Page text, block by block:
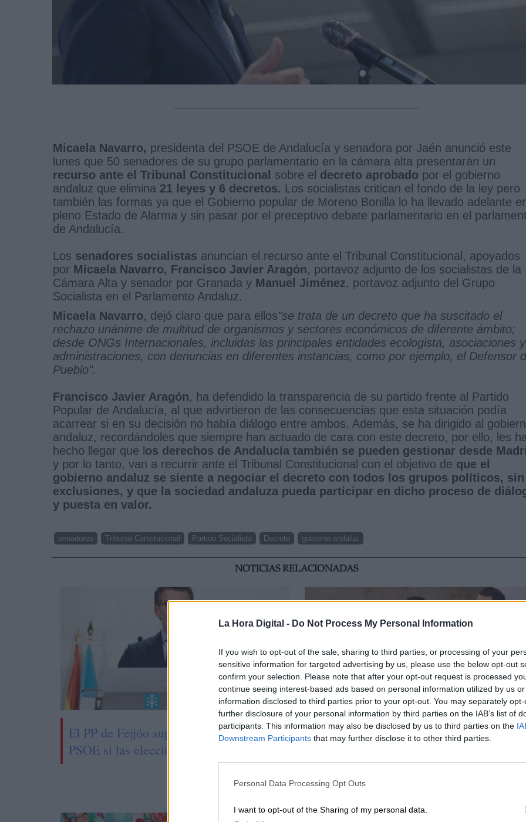
La Hora Digital - Do Not Process My Personal Information
If you wish to opt-out of the sale, sharing to third parties, or processing of your
sensitive information for targeted advertising by us, please use the below opt-out
confirm your selection. Please note that after your opt-out request is processed
continue seeing interest-based ads based on personal information utilized by us
information disclosed to third parties prior to your opt-out. You may separately
further disclosure of your personal information by third parties on the IAB’s list of
participants. This information may also be disclosed by us to third parties on the
Downstream Participants that may further disclose it to other third parties.
Personal Data Processing Opt Outs
I want to opt-out of the Sharing of my personal data.
Micaela Navarro, presidenta del PSOE de Andalucía y senadora por Jaén anunció este
lunes que 50 senadores de su grupo parlamentario en la cámara alta presentarán un
recurso ante el Tribunal Constitucional sobre el decreto aprobado por el gobierno
andaluz que elimina 21 leyes y 6 decretos. Los socialistas critican el fondo de la ley pero
también las formas ya que el Gobierno popular de Moreno Bonilla lo ha llevado adelante
pleno Estado de Alarma y sin pasar por el preceptivo debate parlamentario en el
de Andalucía.
Los senadores socialistas anuncian el recurso ante el Tribunal Constitucional, apoyados
por Micaela Navarro, Francisco Javier Aragón, portavoz adjunto de los socialistas de la
Cámara Alta y senador por Granada y Manuel Jiménez, portavoz adjunto del Grupo
Socialista en el Parlamento Andaluz.
Micaela Navarro, dejó claro que para ellos"se trata de un decreto que ha suscitado el
rechazo unánime de multitud de organismos y sectores económicos de diferente ámbito;
desde ONGs Internacionales, incluidas las principales entidades ecologista, asociaciones y
administraciones, con denuncias en diferentes instancias, como por ejemplo, el Defensor
Pueblo".
Francisco Javier Aragón, ha defendido la transparencia de su partido frente al Partido
Popular de Andalucía, al que advirtieron de las consecuencias que esta situación podía
acarrear si en su decisión no había diálogo entre ambos. Además, se ha dirigido al
andaluz, recordándoles que siempre han actuado de cara con este decreto, por ello, les
hecho llegar que los derechos de Andalucía también se pueden gestionar desde
y por lo tanto, van a recurrir ante el Tribunal Constitucional con el objetivo de que el
gobierno andaluz se siente a negociar el decreto con todos los grupos políticos, sin
exclusiones, y que la sociedad andaluza pueda participar en dicho proceso de
y puesta en valor.
senadores Tribunal Consitucional Partido Socialista Decreto gobierno andaluz
NOTICIAS RELACIONADAS
El PP de Feijóo supera mínimamente al
PSOE si las elecciones se celebraran hoy
Alfonso Fernández Mañueco comienza
partidos para buscar apoyos que le
permitan gobernar